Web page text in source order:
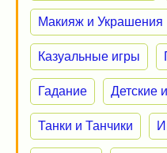
Макияж и Украшения
Казуальные игры
Гадание Детские
Танки и Танчики